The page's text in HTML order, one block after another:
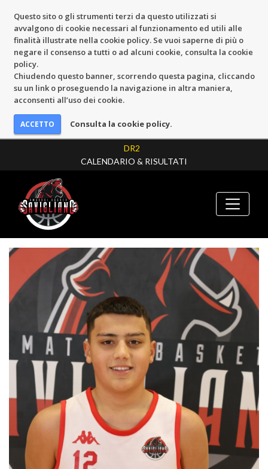
Questo sito o gli strumenti terzi da questo utilizzati si
avvalgono di cookie necessari al funzionamento ed utili alle
finalità illustrate nella cookie policy. Se vuoi saperne di più o
negare il consenso a tutti o ad alcuni cookie, consulta la cookie
policy.
Chiudendo questo banner, scorrendo questa pagina, cliccando
su un link o proseguendo la navigazione in altra maniera,
acconsenti all’uso dei cookie.
Consulta la cookie policy.
DR2
CALENDARIO & RISULTATI